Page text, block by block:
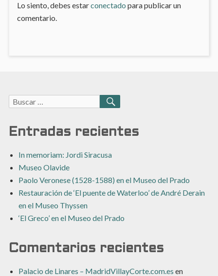
Lo siento, debes estarconectado para publicar un
comentario.
Buscar:
BUSCAR
Entradas recientes
In memoriam: Jordi Siracusa
Museo Olavide
Paolo Veronese (1528-1588) en el Museo del Prado
Restauración de ‘El puente de Waterloo’ de André Derain
en el Museo Thyssen
‘El Greco’ en el Museo del Prado
Comentarios recientes
Palacio de Linares – MadridVillayCorte.com.es en